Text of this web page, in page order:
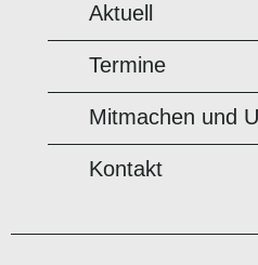
Aktuell
Termine
Mitmachen und
Kontakt